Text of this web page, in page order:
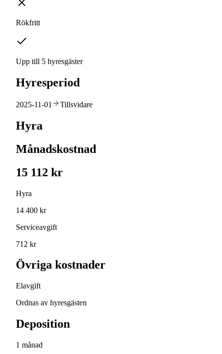
Rökfritt
Upp till 5 hyresgäster
Hyresperiod
2025-11-01 Tillsvidare
Hyra
Månadskostnad
15 112 kr
Hyra
14 400 kr
Serviceavgift
712 kr
Övriga kostnader
Elavgift
Ordnas av hyresgästen
Deposition
1 månad